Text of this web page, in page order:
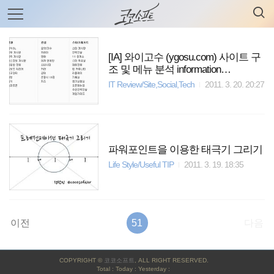
본
로
바
로
가
기
[IA] 와이고수 (ygosu.com) 사이트 구
조 및 메뉴 분석 information
architecture
IT Review/Site,Social,Tech 2011. 3. 20. 20:27
파워포인트을 이용한 태극기 그리기
Life Style/Useful TIP 2011. 3. 19. 18:35
이전 51
COPYRIGHT © 코코소프트, ALL RIGHT RESERVED.
Total : Today : Yesterday :
전체보기 태그 글쓰기 관리홈
색